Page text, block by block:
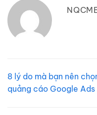
8 lý do mà bạn nên
quảng cáo Google Ads